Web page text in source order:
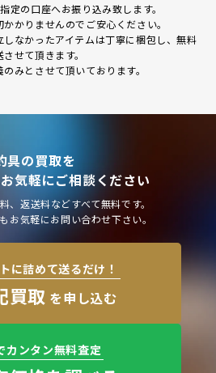
定の口座へお振り込み致します。
かりませんのでご安心ください。
なかったアイテムは丁寧に梱包し、無料
せて頂きます。
みとさせて頂いております。
具の買取を
気軽にご相談ください
、返送料などすべて無料です。
お気軽にお問い合わせ下さい。
に詰めて送るだけ！
買取 を申し込む
カンタン無料査定